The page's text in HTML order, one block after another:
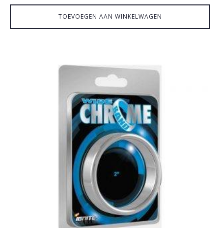
TOEVOEGEN AAN WINKELWAGEN